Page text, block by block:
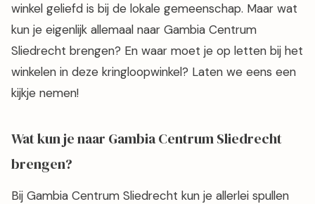
winkel geliefd is bij de lokale gemeenschap. Maar wat
kun je eigenlijk allemaal naar Gambia Centrum
Sliedrecht brengen? En waar moet je op letten bij het
winkelen in deze kringloopwinkel? Laten we eens een
kijkje nemen!
Wat kun je naar Gambia Centrum Sliedrecht
brengen?
Bij Gambia Centrum Sliedrecht kun je allerlei spullen